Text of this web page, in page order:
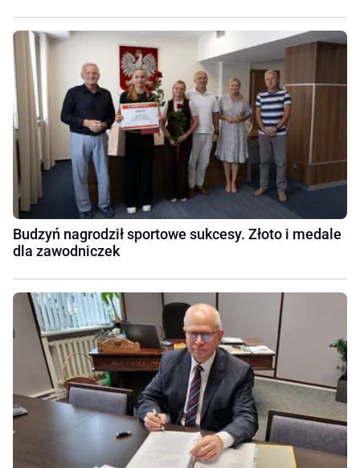
Budzyń nagrodził sportowe sukcesy. Złoto i medale
dla zawodniczek